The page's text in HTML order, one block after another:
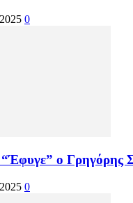
0
ο Γρηγόρης
0